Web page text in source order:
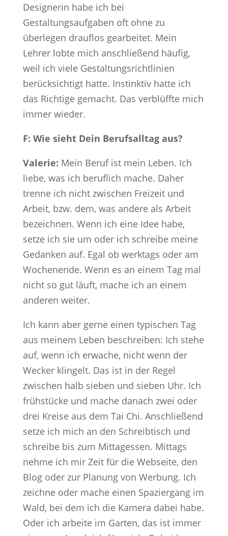
Designerin habe ich bei
Gestaltungsaufgaben oft ohne zu
überlegen drauflos gearbeitet. Mein
Lehrer lobte mich anschließend häufig,
weil ich viele Gestaltungsrichtlinien
berücksichtigt hatte. Instinktiv hatte ich
das Richtige gemacht. Das verblüffte mich
immer wieder.
F: Wie sieht Dein Berufsalltag aus?
Valerie: Mein Beruf ist mein Leben. Ich
liebe, was ich beruflich mache. Daher
trenne ich nicht zwischen Freizeit und
Arbeit, bzw. dem, was andere als Arbeit
bezeichnen. Wenn ich eine Idee habe,
setze ich sie um oder ich schreibe meine
Gedanken auf. Egal ob werktags oder am
Wochenende. Wenn es an einem Tag mal
nicht so gut läuft, mache ich an einem
anderen weiter.
Ich kann aber gerne einen typischen Tag
aus meinem Leben beschreiben: Ich stehe
auf, wenn ich erwache, nicht wenn der
Wecker klingelt. Das ist in der Regel
zwischen halb sieben und sieben Uhr. Ich
frühstücke und mache danach zwei oder
drei Kreise aus dem Tai Chi. Anschließend
setze ich mich an den Schreibtisch und
schreibe bis zum Mittagessen. Mittags
nehme ich mir Zeit für die Webseite, den
Blog oder zur Planung von Werbung. Ich
zeichne oder mache einen Spaziergang im
Wald, bei dem ich die Kamera dabei habe.
Oder ich arbeite im Garten, das ist immer